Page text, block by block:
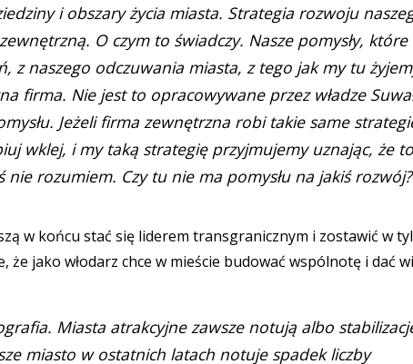
i obszary życia miasta. Strategia rozwoju
O czym to świadczy. Nasze pomysły, które
z naszego odczuwania miasta, z tego jak my tu
firma. Nie jest to opracowywane przez władze
Jeżeli firma zewnętrzna robi takie same
wklej, i my taką strategię przyjmujemy uznając, że to
rozumiem. Czy tu nie ma pomysłu na jakiś rozwój?
w końcu stać się liderem transgranicznym i zostawić w
że jako włodarz chce w mieście budować wspólnotę i dać
Miasta atrakcyjne zawsze notują albo
miasto w ostatnich latach notuje spadek liczby